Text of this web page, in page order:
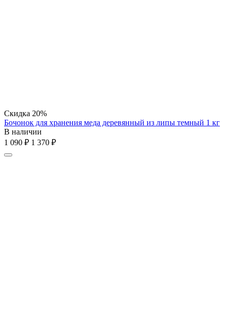
Скидка 20%
Бочонок для хранения меда деревянный из липы темный 1 кг
В наличии
1 090 ₽ 1 370 ₽